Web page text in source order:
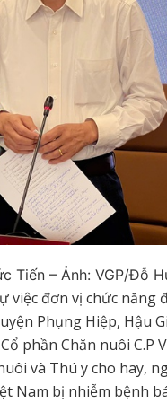
Tiến – Ảnh: VGP/Đỗ
việc đơn vị chức
Phụng Hiệp, Hậu
phần Chăn nuôi C.P
và Thú y cho hay,
Nam bị nhiễm bệnh